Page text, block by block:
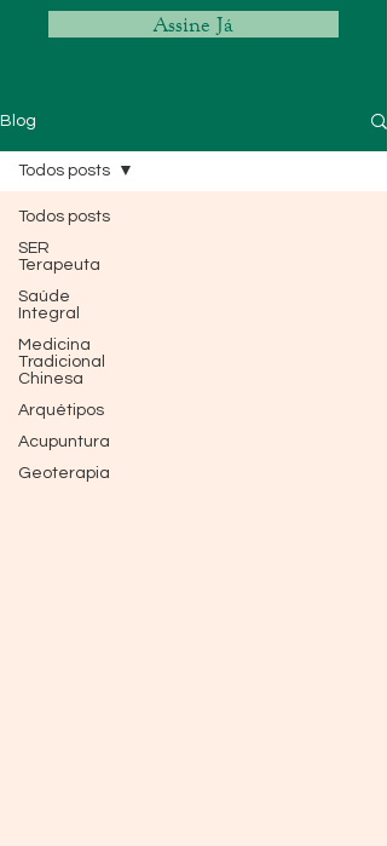
Assine Já
Blog
Todos posts
SER
Terapeuta
Saúde
Integral
Medicina
Tradicional
Chinesa
Arquétipos
Acupuntura
Geoterapia
Todos posts